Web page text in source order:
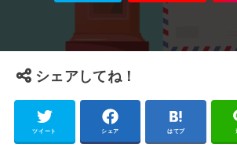
シェアしてね！
ツイート シェア はてブ